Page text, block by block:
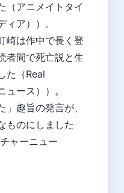
（アニメイトタイ
ィア））。
崎は作中で長く登
者間で死亡説と生
た（Real
ース））。
趣旨の発言が、
ものにしました
ャーニュー